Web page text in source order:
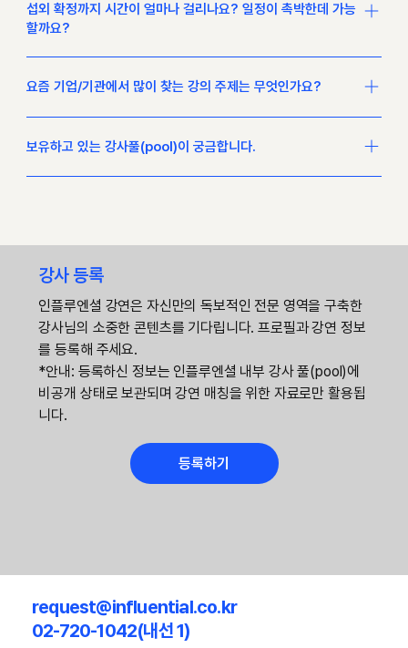
일 기준 최대 2일 이내에 강사를 제안드립니다. 단, 일반적이지 않
은 특수한 주제의 경우 별도의 서칭 과정이 필요하여 시간이 조금
더 소요될 수 있습니다.
섭외 확정까지 시간이 얼마나 걸리나요? 일정이 촉박한데 가능
할까요?
박하더라도 강사의 스케줄만 가능하다면 성사가 가능하오니, 망설
요즘 기업/기관에서 많이 찾는 강의 주제는 무엇인가요?
즈'를 통해 확인하실 수 있습니다. 해당 내용은 뉴스레터로 받아보
보유하고 있는 강사풀(pool)이 궁금합니다.
강사 등록
인플루엔셜 강연은 자신만의 독보적인 전문 영역을 구축한
강사님의 소중한 콘텐츠를 기다립니다. 프로필과 강연 정보
를 등록해 주세요.
*안내: 등록하신 정보는 인플루엔셜 내부 강사 풀(pool)에
비공개 상태로 보관되며 강연 매칭을 위한 자료로만 활용됩
니다.
등록하기
request@influential.co.kr
02-720-1042(내선 1)